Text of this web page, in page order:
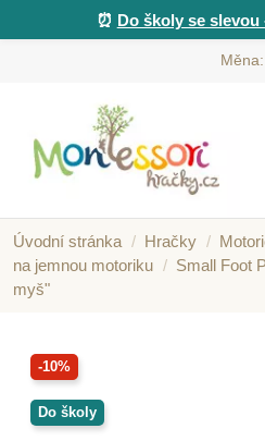
⏰ Do školy se slevou
Úvodní stránka Hračky
na jemnou motoriku
Small Foot
myš"
-10%
Do školy